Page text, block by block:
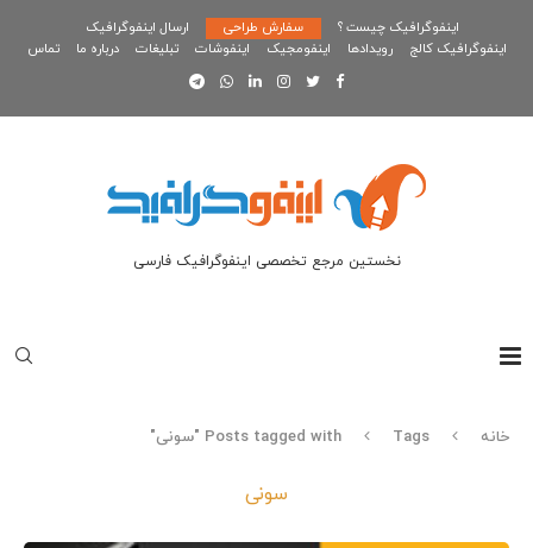
اینفوگرافیک چیست ؟ سفارش طراحی
ارسال اینفوگرافیک
اینفوگرافیک کالج
رویدادها اینفومجیک اینفوشات تبلیغات درباره ما تماس
نخستین مرجع تخصصی اینفوگرافیک فارسی
خانه Tags Posts tagged with "سونی"
سونی